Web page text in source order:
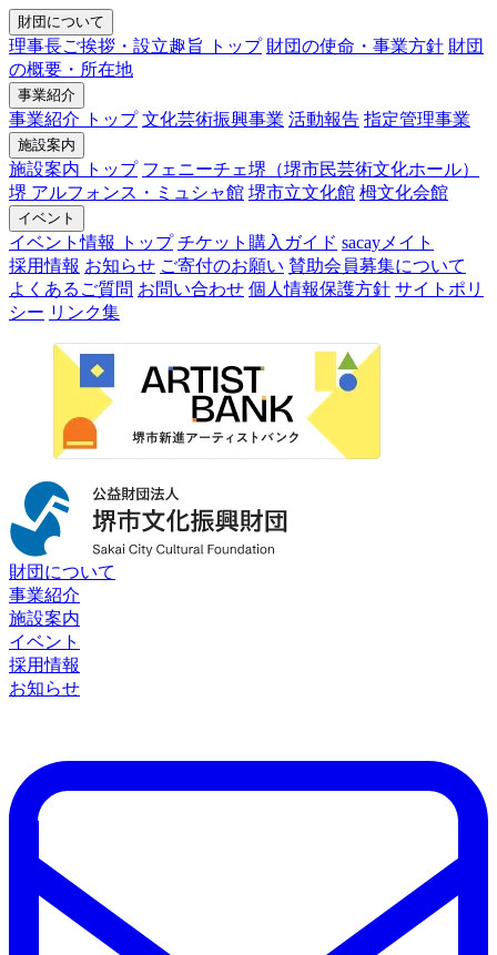
財団について
理事長ご挨拶・設立趣旨 トップ 財団の使命・事業方針 財団
の概要・所在地
事業紹介
事業紹介 トップ 文化芸術振興事業 活動報告 指定管理事業
施設案内
施設案内 トップ フェニーチェ堺（堺市民芸術文化ホール）
堺 アルフォンス・ミュシャ館 堺市立文化館 栂文化会館
イベント
イベント情報 トップ チケット購入ガイド sacayメイト
採用情報 お知らせ ご寄付のお願い 賛助会員募集について
よくあるご質問 お問い合わせ 個人情報保護方針 サイトポリ
シー リンク集
財団について
事業紹介
施設案内
イベント
採用情報
お知らせ